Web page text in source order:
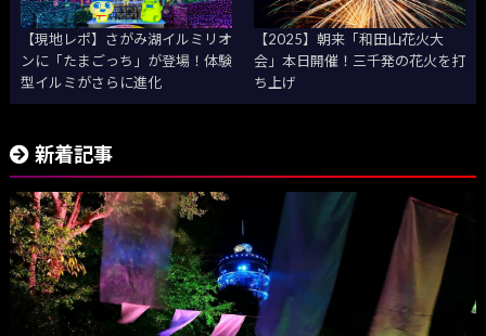
【現地レポ】さがみ湖イルミリオ
ンに「たまごっち」が登場！体験
型イルミがさらに進化
【2025】朝来「和田山花火大
会」本日開催！三千発の花火を打
ち上げ
新着記事